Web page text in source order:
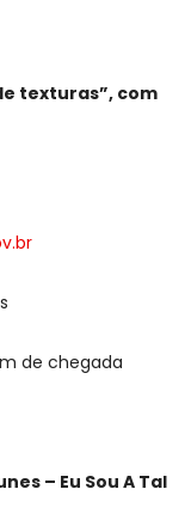
texturas”, com
de chegada
– Eu Sou A Tal